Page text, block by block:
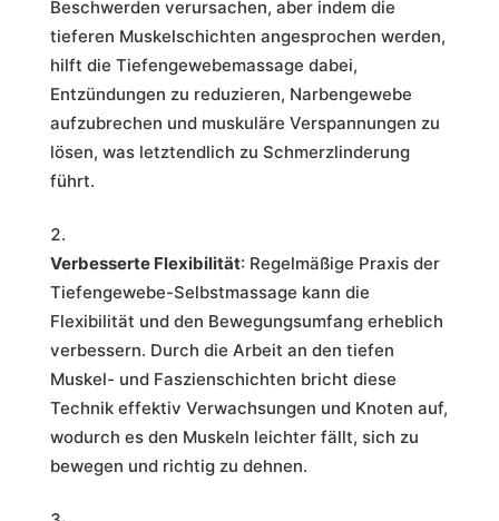
Beschwerden verursachen, aber indem die
tieferen Muskelschichten angesprochen werden,
hilft die Tiefengewebemassage dabei,
Entzündungen zu reduzieren, Narbengewebe
aufzubrechen und muskuläre Verspannungen zu
lösen, was letztendlich zu Schmerzlinderung
führt.
Verbesserte Flexibilität: Regelmäßige Praxis der
Tiefengewebe-Selbstmassage kann die
Flexibilität und den Bewegungsumfang erheblich
verbessern. Durch die Arbeit an den tiefen
Muskel- und Faszienschichten bricht diese
Technik effektiv Verwachsungen und Knoten auf,
wodurch es den Muskeln leichter fällt, sich zu
bewegen und richtig zu dehnen.